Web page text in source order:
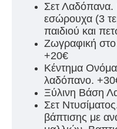
Σετ Λαδόπανα.
εσώρουχα (3
παιδιού και
Ζωγραφική
+20€
Κέντημα
λαδόπανο.
Ξύλινη Βάση
Σετ
βάπτισης με